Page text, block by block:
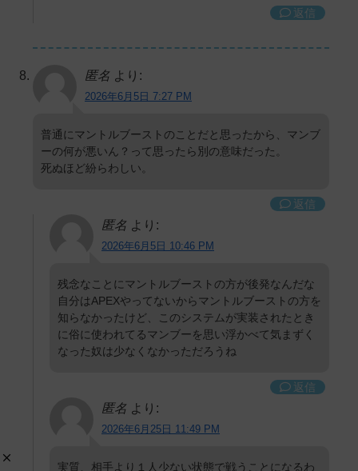
返信
匿名 より:
2026年6月5日 7:27 PM
普通にマントルブーストのことだと思ったから、マンブ
ーの何が悪いん？って思ったら別の意味だった。
死ぬほど紛らわしい。
返信
匿名 より:
2026年6月5日 10:46 PM
残念なことにマントルブーストの方が後発なんだな
自分はAPEXやってないからマントルブーストの方を
知らなかったけど、このシステムが実装されたとき
に俗に使われてるマンブーを思い浮かべて気まずく
なった奴は少なくなかっただろうね
返信
匿名 より:
2026年6月25日 11:49 PM
実質、相手より１人少ない状態で戦うことになるわ